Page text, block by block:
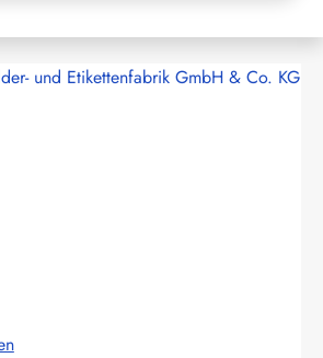
und Etikettenfabrik GmbH & Co. KG